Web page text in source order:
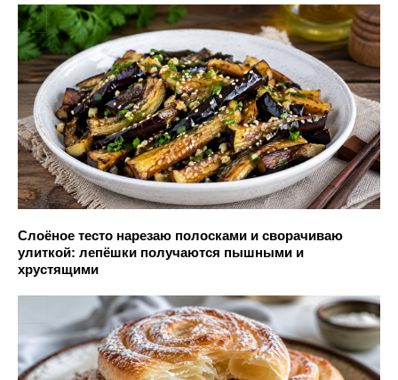
Слоёное тесто нарезаю полосками и сворачиваю
улиткой: лепёшки получаются пышными и
хрустящими